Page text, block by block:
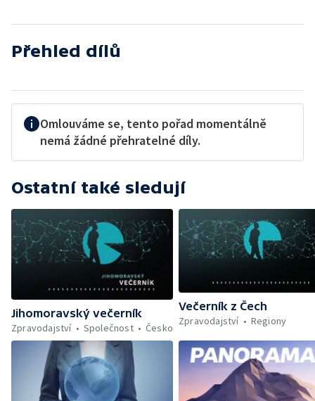
Přehled dílů
Omlouváme se, tento pořad momentálně
nemá žádné přehratelné díly.
Ostatní také sledují
Jihomoravský večerník
Zpravodajství
Společnost Česko
Večerník z Čech
Zpravodajství
Regiony